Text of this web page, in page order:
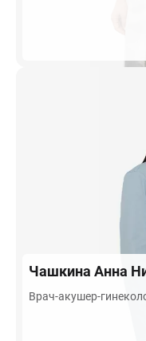
Чашкина Анна
Врач-акушер-